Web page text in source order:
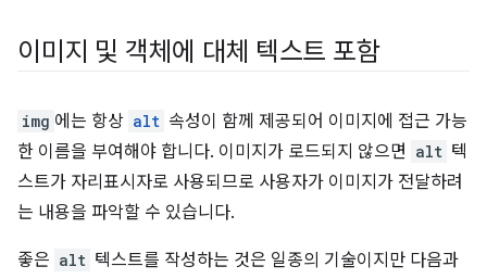
이미지 및 객체에 대체 텍스트 포함
img 에는 항상 alt 속성이 함께 제공되어 이미지에 접근 가능
한 이름을 부여해야 합니다. 이미지가 로드되지 않으면 alt 텍
스트가 자리표시자로 사용되므로 사용자가 이미지가 전달하려
는 내용을 파악할 수 있습니다.
좋은 alt 텍스트를 작성하는 것은 일종의 기술이지만 다음과